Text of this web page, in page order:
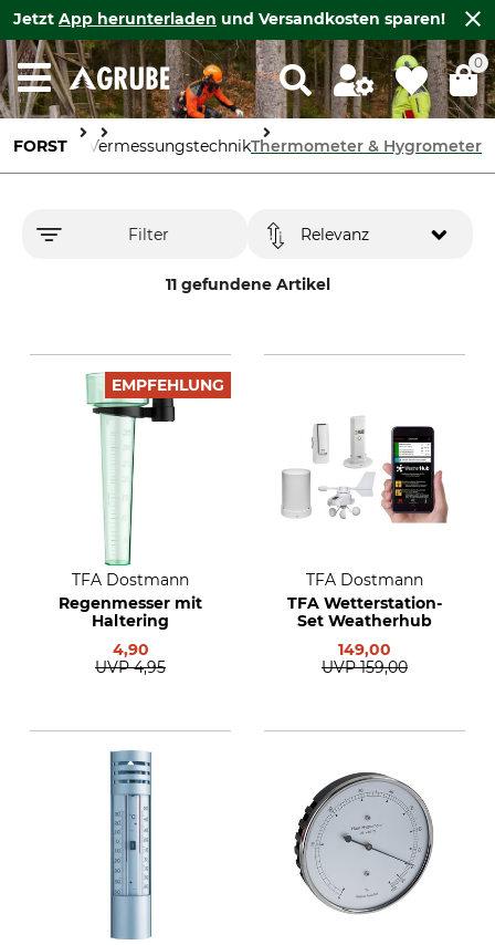
Jetzt App herunterladen und Versandkosten sparen!
0
FORST VermessungstechnikThermometer & Hygrometer
Filter
11 gefundene Artikel
Relevanz
EMPFEHLUNG
TFA Dostmann
Regenmesser mit
Haltering
4,90
UVP 4,95
TFA Dostmann
TFA Wetterstation-
Set Weatherhub
149,00
UVP 159,00